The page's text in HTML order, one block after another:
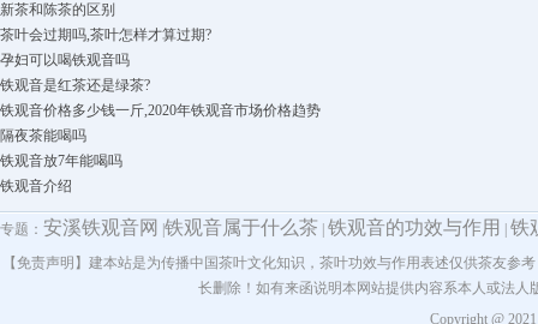
新茶和陈茶的区别
茶叶会过期吗,茶叶怎样才算过期?
孕妇可以喝铁观音吗
铁观音是红茶还是绿茶?
铁观音价格多少钱一斤,2020年铁观音市场价格趋势
隔夜茶能喝吗
铁观音放7年能喝吗
铁观音介绍
专题： 安溪铁观音网 铁观音属于什么茶 铁观音的功效与作用 铁
【免责声明】建本站是为传播中国茶叶文化知识，茶叶功效与作用表述仅供茶友
长删除！如有来函说明本网站提供内容系本人或法
Copyright @